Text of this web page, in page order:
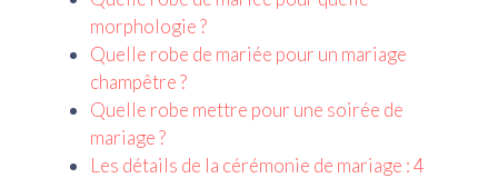
morphologie ?
Quelle robe de mariée pour un mariage
champêtre ?
Quelle robe mettre pour une soirée de
mariage ?
Les détails de la cérémonie de mariage : 4